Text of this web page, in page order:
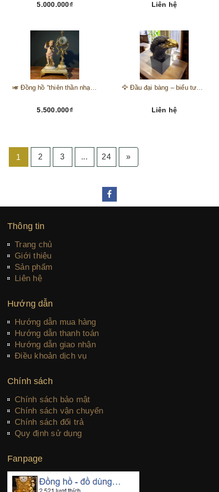
5.000.000₫ Liên hệ
🎺 Đồng hồ “thiên thần nhạc hội” – tuyệt mỹ phẩm trang trí phong cách hoàng gia 🎼
5.500.000₫
🦅 Đầu đại bàng – biểu tượng của kẻ chinh phục trên đỉnh núi thành công 🦅
Liên hệ
1 2 3 ... 24 »
Thông tin
Trang chủ
Giới thiệu
Sản phẩm
Liên hệ
Hướng dẫn
Hướng dẫn mua hàng
Hướng dẫn thanh toán
Hướng dẫn giao nhận
Điều khoản dịch vụ
Chính sách
Chính sách bảo mật
Chính sách vận chuyển
Chính sách đổi trả
Quy định sử dụng
Fanpage